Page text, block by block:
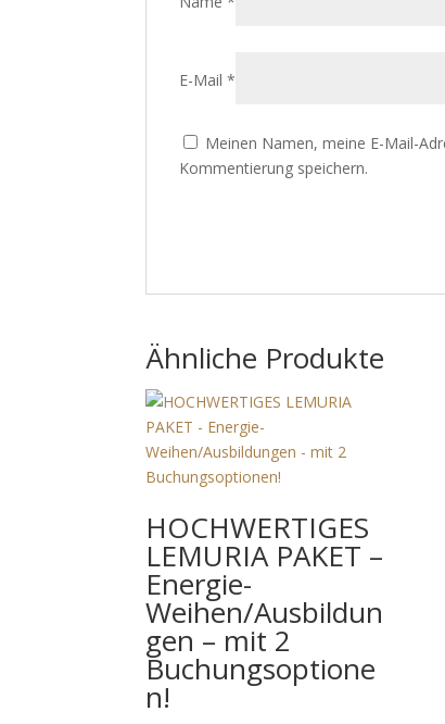
Kommentierung speichern.
LEMURIA PAKET –
Energie-
Weihen/Ausbildun
gen – mit 2
Buchungsoptione
n!
1.992,20